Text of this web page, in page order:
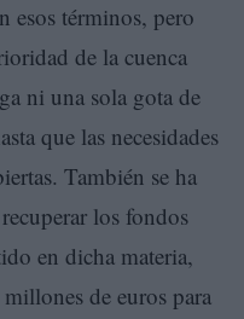
esos términos, pero
de la cuenca
ni una sola gota de
que las necesidades
También se ha
los fondos
en dicha materia,
de euros para